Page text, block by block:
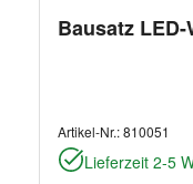
Bausatz
Artikel-Nr.:810051
Lieferzeit 2-5